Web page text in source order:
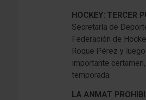
HOCKEY: TERCER
Secretaría de
Federación de
Roque Pérez y
importante
temporada.
LA ANMAT